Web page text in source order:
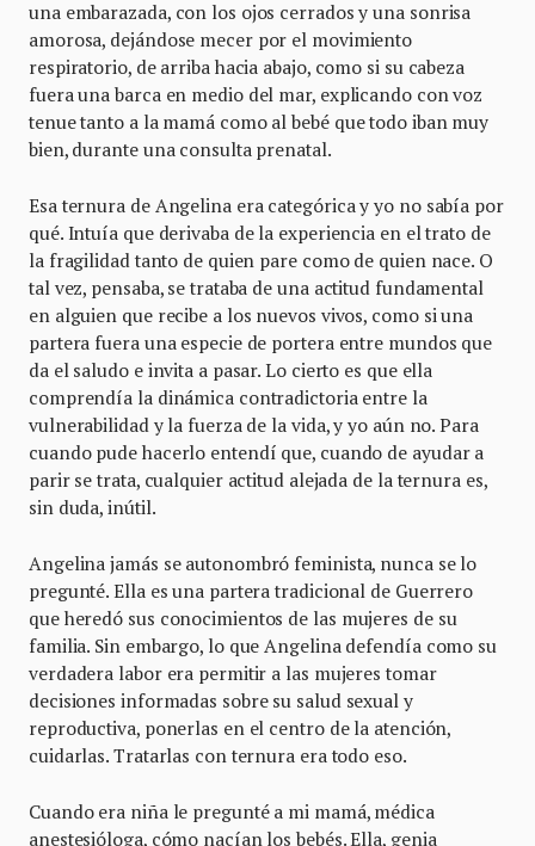
una embarazada, con los ojos cerrados y una sonrisa
amorosa, dejándose mecer por el movimiento
respiratorio, de arriba hacia abajo, como si su cabeza
fuera una barca en medio del mar, explicando con voz
tenue tanto a la mamá como al bebé que todo iban muy
bien, durante una consulta prenatal.
Esa ternura de Angelina era categórica y yo no sabía por
qué. Intuía que derivaba de la experiencia en el trato de
la fragilidad tanto de quien pare como de quien nace. O
tal vez, pensaba, se trataba de una actitud fundamental
en alguien que recibe a los nuevos vivos, como si una
partera fuera una especie de portera entre mundos que
da el saludo e invita a pasar. Lo cierto es que ella
comprendía la dinámica contradictoria entre la
vulnerabilidad y la fuerza de la vida, y yo aún no. Para
cuando pude hacerlo entendí que, cuando de ayudar a
parir se trata, cualquier actitud alejada de la ternura es,
sin duda, inútil.
Angelina jamás se autonombró feminista, nunca se lo
pregunté. Ella es una partera tradicional de Guerrero
que heredó sus conocimientos de las mujeres de su
familia. Sin embargo, lo que Angelina defendía como su
verdadera labor era permitir a las mujeres tomar
decisiones informadas sobre su salud sexual y
reproductiva, ponerlas en el centro de la atención,
cuidarlas. Tratarlas con ternura era todo eso.
Cuando era niña le pregunté a mi mamá, médica
anestesióloga, cómo nacían los bebés. Ella, genia